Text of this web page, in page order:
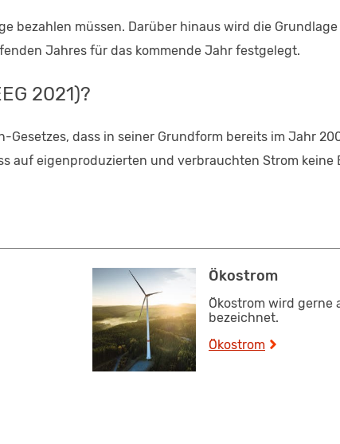
bezahlen müssen. Darüber hinaus wird die
Jahres für das kommende Jahr festgelegt.
2021)?
Gesetzes, dass in seiner Grundform bereits im Jahr
auf eigenproduzierten und verbrauchten Strom keine
Ökostrom
Ökostrom wird gerne
bezeichnet.
Ökostrom